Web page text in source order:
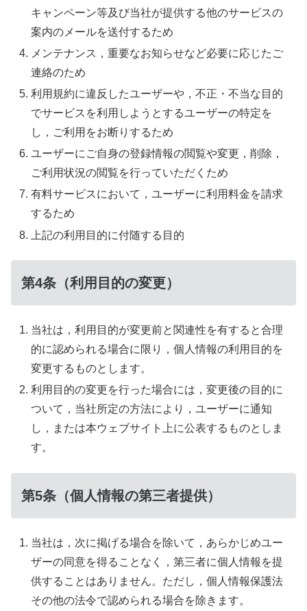
キャンペーン等及び当社が提供する他のサービスの
案内のメールを送付するため
メンテナンス，重要なお知らせなど必要に応じたご
連絡のため
利用規約に違反したユーザーや，不正・不当な目的
でサービスを利用しようとするユーザーの特定を
し，ご利用をお断りするため
ユーザーにご自身の登録情報の閲覧や変更，削除，
ご利用状況の閲覧を行っていただくため
有料サービスにおいて，ユーザーに利用料金を請求
するため
上記の利用目的に付随する目的
第4条（利用目的の変更）
当社は，利用目的が変更前と関連性を有すると合理
的に認められる場合に限り，個人情報の利用目的を
変更するものとします。
利用目的の変更を行った場合には，変更後の目的に
ついて，当社所定の方法により，ユーザーに通知
し，または本ウェブサイト上に公表するものとしま
す。
第5条（個人情報の第三者提供）
当社は，次に掲げる場合を除いて，あらかじめユー
ザーの同意を得ることなく，第三者に個人情報を提
供することはありません。ただし，個人情報保護法
その他の法令で認められる場合を除きます。